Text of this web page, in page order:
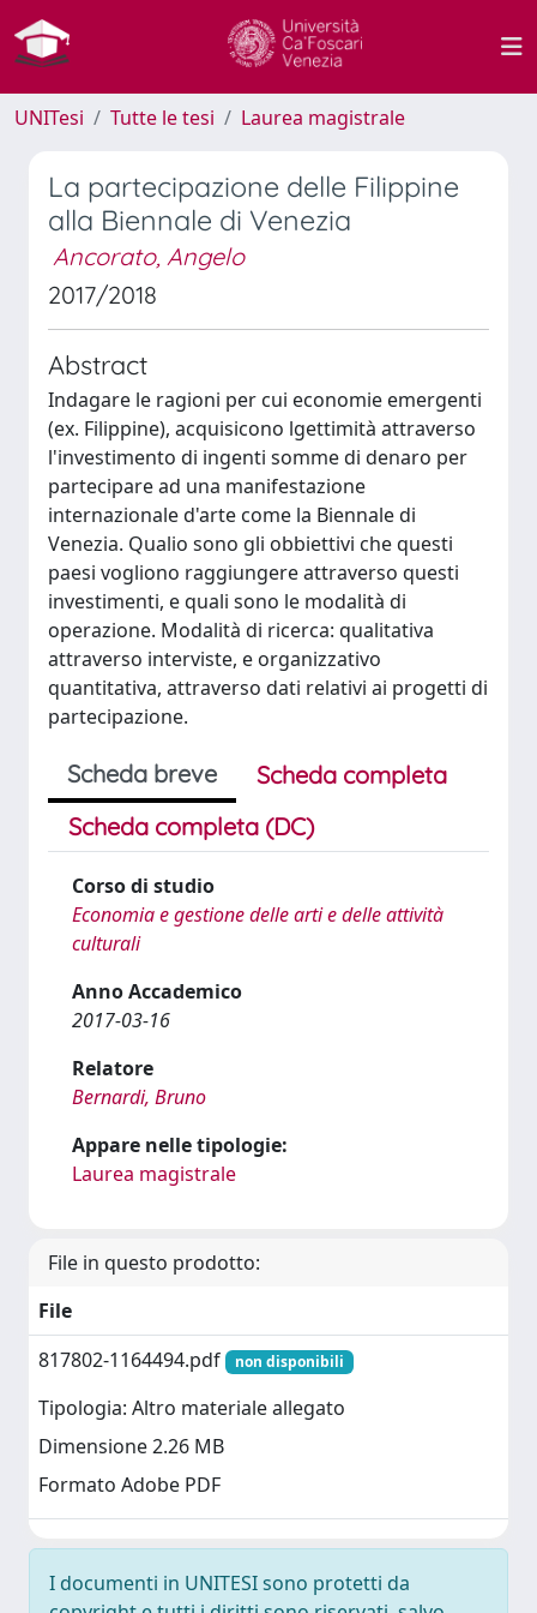
UNITesi Tutte le tesi Laurea magistrale
La partecipazione delle Filippine
alla Biennale di Venezia
Ancorato, Angelo
2017/2018
Abstract
Indagare le ragioni per cui economie emergenti
(ex. Filippine), acquisicono lgettimità attraverso
l'investimento di ingenti somme di denaro per
partecipare ad una manifestazione
internazionale d'arte come la Biennale di
Venezia. Qualio sono gli obbiettivi che questi
paesi vogliono raggiungere attraverso questi
investimenti, e quali sono le modalità di
operazione. Modalità di ricerca: qualitativa
attraverso interviste, e organizzativo
quantitativa, attraverso dati relativi ai progetti di
partecipazione.
Scheda breve
Scheda completa
Scheda completa (DC)
Corso di studio
Economia e gestione delle arti e delle attività
culturali
Anno Accademico
2017-03-16
Relatore
Bernardi, Bruno
Appare nelle tipologie:
Laurea magistrale
File in questo prodotto:
File
817802-1164494.pdf
non disponibili
Tipologia: Altro materiale allegato
Dimensione 2.26 MB
Formato Adobe PDF
I documenti in UNITESI sono protetti da